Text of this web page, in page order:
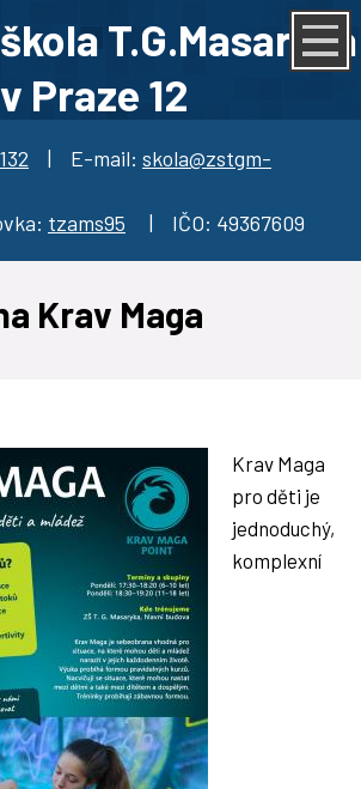
T.G.Masaryka
v Praze 12
| E-mail: skola@zstgm-
tzams95 | IČO: 49367609
Krav Maga
Krav Maga
pro děti je
jednoduchý,
komplexní